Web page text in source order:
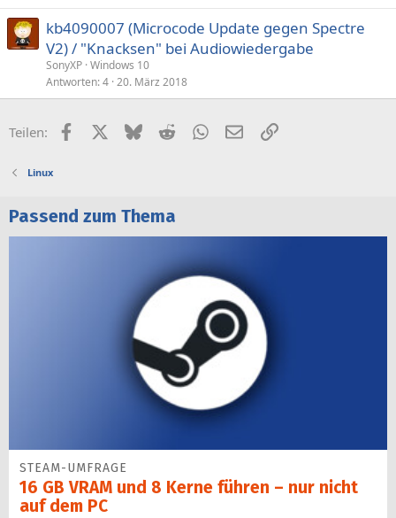
kb4090007 (Microcode Update gegen Spectre
V2) / "Knacksen" bei Audiowiedergabe
SonyXP Windows 10
Antworten 4 20. März 2018
Teilen: FacebookX (Twitter)
BlueskyRedditWhatsApp
E-MailLink
Linux
Passend zum Thema
STEAM-UMFRAGE
16 GB VRAM und 8 Kerne führen – nur nicht
auf dem PC